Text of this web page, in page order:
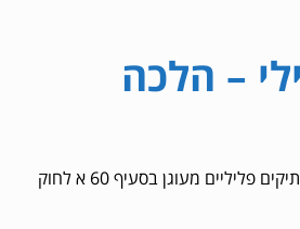
– הלכה
שימוע פלילי – השימוע בתיקים פליליים מעוגן בסעיף 60 א לחוק